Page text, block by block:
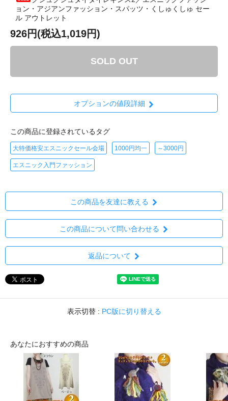
ョン・アジアンファッション・スパッツ・くしゅくしゅ セー
ル アウトレット
926円(税込1,019円)
SOLD OUT
オプションの値段詳細
この商品に登録されているタグ
大特価格安エスニックセール会場 1000円均一 ～3000円
エスニック入門ファッション
この商品を友達に教える
この商品について問い合わせる
返品について
表示切替 : PC版に切り替える
あなたにおすすめの商品